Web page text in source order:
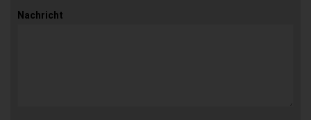
Nachricht